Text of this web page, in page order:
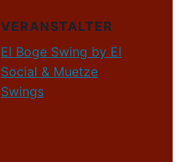
VERANSTALTER
El Boge Swing by El
Social & Muetze
Swings